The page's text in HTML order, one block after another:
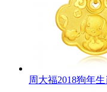
周大福2018狗年